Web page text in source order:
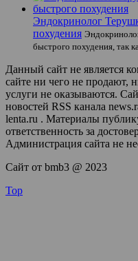
Эндокринолог
похудения
быстрого похудения, так
Данный сайт не является
сайте ни чего не продают,
услуги не оказываются.
новостей RSS канала
lenta.ru . Материалы
ответственность за
Администрация сайта не
Сайт от bmb3 @ 2023
Top